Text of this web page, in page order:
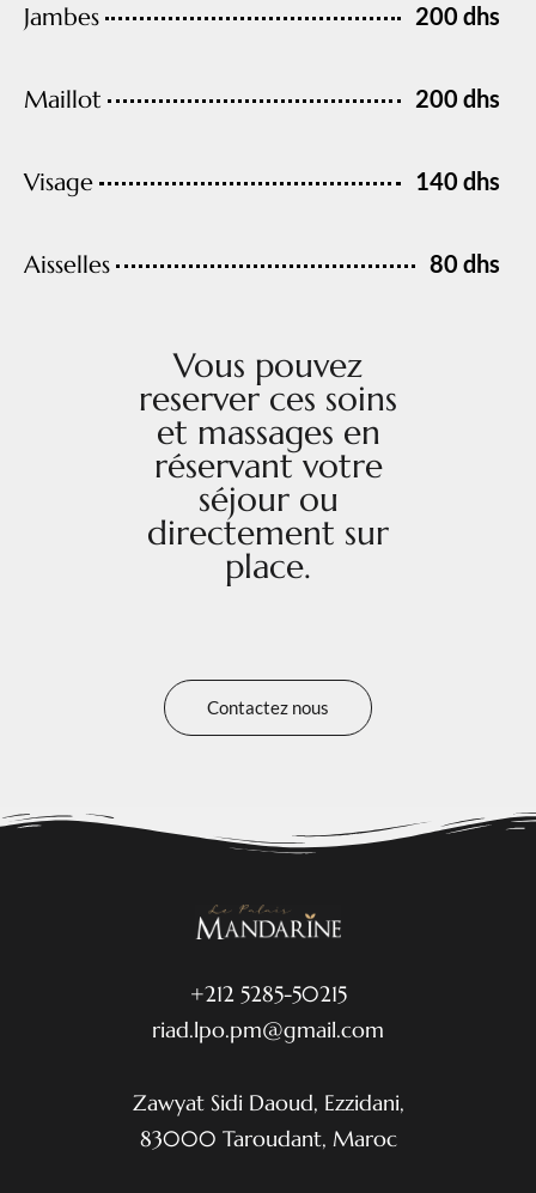
Jambes 200 dhs
Maillot 200 dhs
Visage 140 dhs
Aisselles 80 dhs
Vous pouvez
reserver ces soins
et massages en
réservant votre
séjour ou
directement sur
place.
Contactez nous
+212 5285-50215
riad.lpo.pm@gmail.com
Zawyat Sidi Daoud, Ezzidani,
83000 Taroudant, Maroc